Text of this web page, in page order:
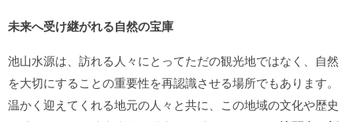
未来へ受け継がれる自然の宝庫
池山水源は、訪れる人々にとってただの観光地ではなく、自然
を大切にすることの重要性を再認識させる場所でもあります。
温かく迎えてくれる地元の人々と共に、この地域の文化や歴史